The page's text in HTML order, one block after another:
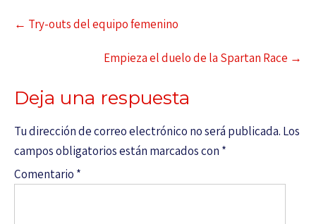
← Try-outs del equipo femenino
Empieza el duelo de la Spartan Race →
Deja una respuesta
Tu dirección de correo electrónico no será publicada. Los
campos obligatorios están marcados con *
Comentario *